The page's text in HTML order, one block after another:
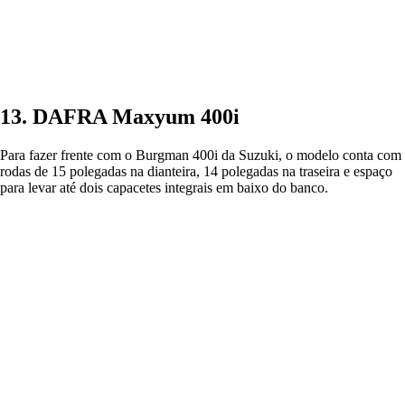
13. DAFRA Maxyum 400i
Para fazer frente com o Burgman 400i da Suzuki, o modelo conta com
rodas de 15 polegadas na dianteira, 14 polegadas na traseira e espaço
para levar até dois capacetes integrais em baixo do banco.